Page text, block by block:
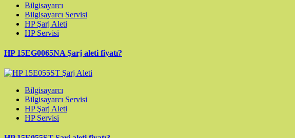
Bilgisayarcı
Bilgisayarcı Servisi
HP Şarj Aleti
HP Servisi
HP 15EG0065NA Şarj aleti fiyatı?
Bilgisayarcı
Bilgisayarcı Servisi
HP Şarj Aleti
HP Servisi